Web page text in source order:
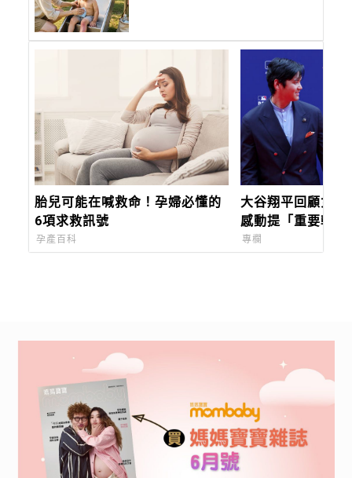
胎兒可能在喊救命！孕婦必懂的
6項求救訊號
孕產百科
大谷翔平回顧女兒
感動提「重要轉捩
常陪真美子追劇！
專欄